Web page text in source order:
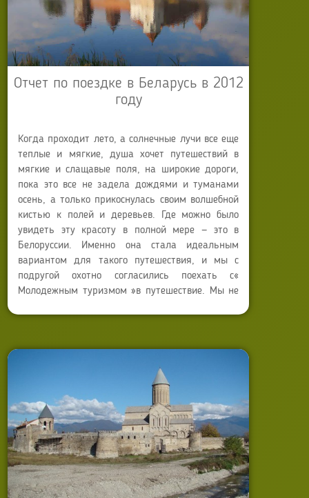
Отчет по поездке в Беларусь в 2012
году
Когда проходит лето, а солнечные лучи все еще
теплые и мягкие, душа хочет путешествий в
мягкие и слащавые поля, на широкие дороги,
пока это все не задела дождями и туманами
осень, а только прикоснулась своим волшебной
кистью к полей и деревьев. Где можно было
увидеть эту красоту в полной мере — это в
Белоруссии. Именно она стала идеальным
вариантом для такого путешествия, и мы с
подругой охотно согласились поехать с«
Молодежным туризмом »в путешествие. Мы не
минуты!